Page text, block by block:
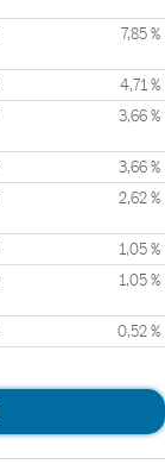
7,85 %
4,71 %
3,66 %
3,66 %
2,62 %
1,05 %
1,05 %
0,52 %